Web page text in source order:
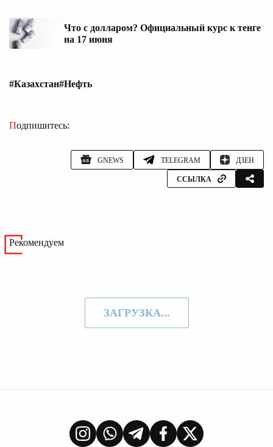
Что с долларом? Официальный курс к тенге
на 17 июня
#Казахстан#Нефть
Подпишитесь:
GNEWS TELEGRAM ДЗЕН
ССЫЛКА
Рекомендуем
ЗАГРУЗКА...